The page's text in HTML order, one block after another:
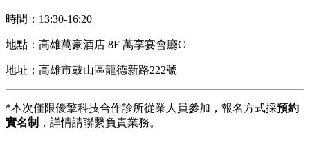
時間：13:30-16:20
地點：高雄萬豪酒店 8F 萬享宴會廳C
地址：高雄市鼓山區龍德新路222號
*本次僅限優擎科技合作診所從業人員參加，報名方式採預約
實名制 ，詳情請聯繫負責業務。